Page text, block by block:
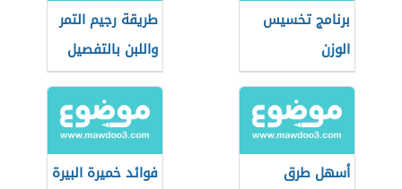
برنامج تخسيس
الوزن
طريقة رجيم التمر
واللبن بالتفصيل
أسهل طرق
فوائد خميرة البيرة